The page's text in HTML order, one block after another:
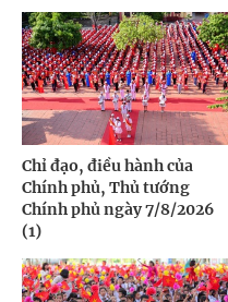
Chỉ đạo, điều hành của
Chính phủ, Thủ tướng
Chính phủ ngày 7/8/2026
(1)